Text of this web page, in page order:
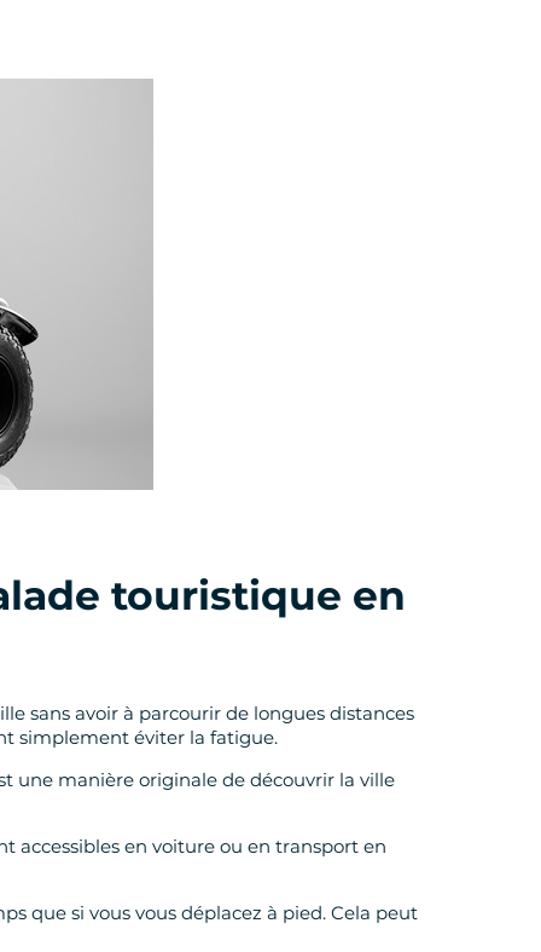
touristique en
sans avoir à parcourir de longues distances
simplement éviter la fatigue.
une manière originale de découvrir la ville
accessibles en voiture ou en transport en
que si vous vous déplacez à pied. Cela peut